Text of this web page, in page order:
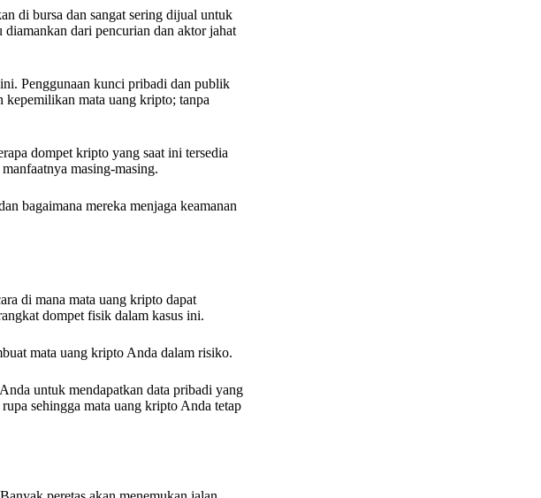
di bursa dan sangat sering dijual untuk
dari pencurian dan aktor jahat
Penggunaan kunci pribadi dan publik
mata uang kripto; tanpa
dompet kripto yang saat ini tersedia
masing-masing.
bagaimana mereka menjaga keamanan
di mana mata uang kripto dapat
dompet fisik dalam kasus ini.
mata uang kripto Anda dalam risiko.
untuk mendapatkan data pribadi yang
sehingga mata uang kripto Anda tetap